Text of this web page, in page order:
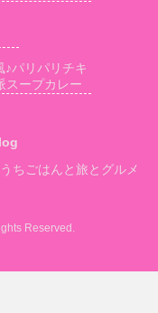
♪パリパリチキ
スープカレー
ちごはんと旅とグルメ
Reserved.